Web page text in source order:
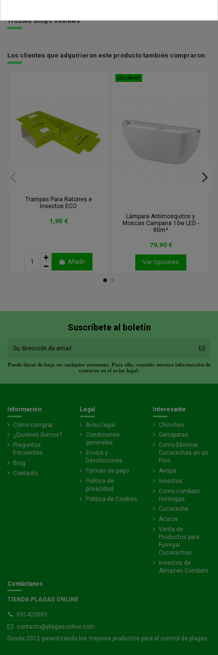
Trusted Shops Reviews
Los clientes que adquirieron este producto también compraron:
Trampas Para Ratones e
Insectos ECO
1,95 €
Añadir
¡En oferta!
Lámpara Antimosquitos y
Moscas Campana 10w LED -
80m²
79,90 €
Ver Opciones
Suscríbete al boletín
Puede darse de baja en cualquier momento. Para ello, consulte nuestra información de
contacto en el aviso legal.
Información
Cómo comprar
¿Quiénes Somos?
Preguntas
frecuentes
Blog
Contacto
Legal
Aviso legal
Condiciones
generales
Envíos y
Devoluciones
Formas de pago
Política de
privacidad
Politica de Cookies
Interesante
Chinches
Garrapatas
Como Eliminar
Cucarachas en un
Piso
Avispa
Insectos
Como combatir
Hormigas
Cucaracha
Ácaros
Venta de
Productos para
Fumigar
Cucarachas
Insectos de
Almacen Combatir
Contáctanos
TIENDA PLAGAS ONLINE
691420083
contacto@plagasonline.com
Desde 2012 garantizando los mejores productos para el control de plagas.